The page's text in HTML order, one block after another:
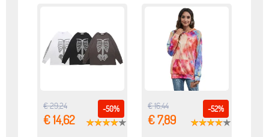
-50%
€ 29,24
€ 14,62
-52%
€ 16,44
€ 7,89